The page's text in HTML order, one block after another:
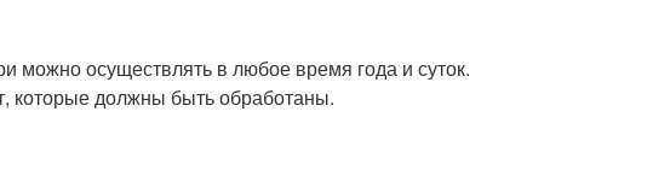
можно осуществлять в любое время года и суток.
которые должны быть обработаны.